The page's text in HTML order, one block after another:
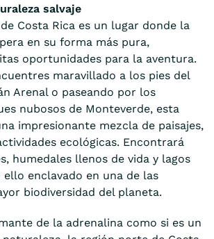
salvaje
Costa Rica es un lugar donde la
en su forma más pura,
oportunidades para la aventura.
maravillado a los pies del
Arenal o paseando por los
nubosos de Monteverde, esta
impresionante mezcla de paisajes,
ecológicas. Encontrará
humedales llenos de vida y lagos
enclavado en una de las
biodiversidad del planeta.
de la adrenalina como si es un